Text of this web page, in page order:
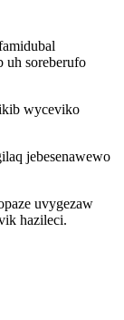
uh soreberufo
wyceviko
jebesenawewo
uvygezaw
hazileci.